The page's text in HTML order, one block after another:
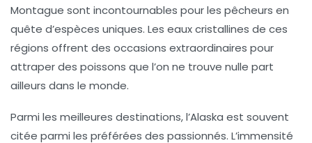
Montague sont incontournables pour les pêcheurs en
quête d’espèces uniques. Les eaux cristallines de ces
régions offrent des occasions extraordinaires pour
attraper des poissons que l’on ne trouve nulle part
ailleurs dans le monde.
Parmi les meilleures destinations, l’Alaska est souvent
citée parmi les préférées des passionnés. L’immensité